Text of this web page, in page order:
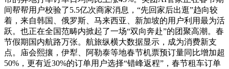
间帮帮用户校验了5.5亿次商家消息，“先回家后出逛”趋向较
着，来自韩国、俄罗斯、马来西亚、新加坡的用户利用最为活
跃。也正在全国范畴内掀起了一场“双向奔赴”的团聚高潮。春
节假期国内航路万张。航旅纵横大数据显示，成为消费新支
点。庙会熙攘，伊犁、阿勒泰等地春节机票预订量同比增加超
50%，更有近30%的订单用户选择“错峰返程”，春节租车订单